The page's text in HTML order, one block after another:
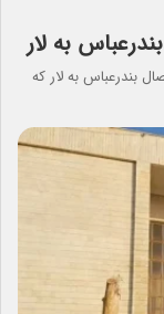
به لار
بندرعباس به لار که